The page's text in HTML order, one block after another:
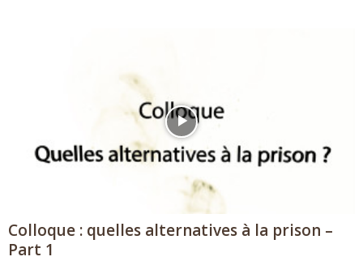
Colloque : quelles alternatives à la prison –
Part 1